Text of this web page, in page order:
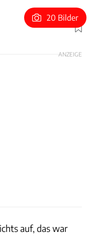
Foto: Hans-Dieter Seufert
20 Bilder
ANZEIGE
auf, das war